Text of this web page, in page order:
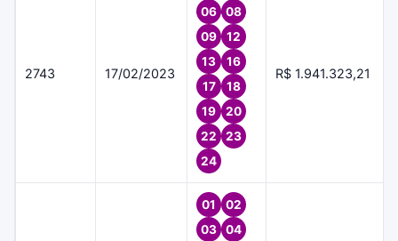
2743 17/02/2023
06
08
09
12
13
16
17
18
19
20
22
23
24
R$ 1.941.323,21
01
02
03
04